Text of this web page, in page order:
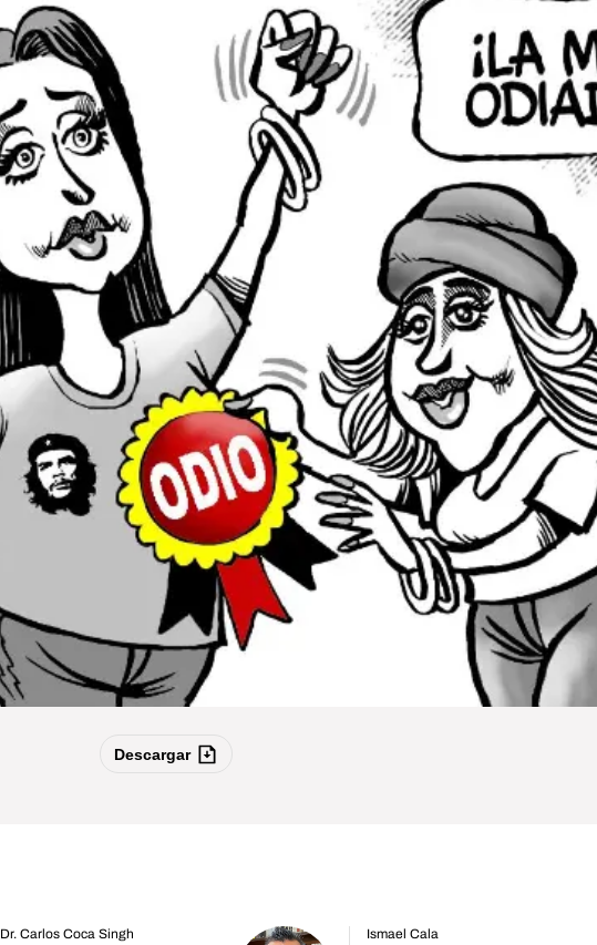
Descargar
Dr. Carlos Coca Singh Ismael Cala